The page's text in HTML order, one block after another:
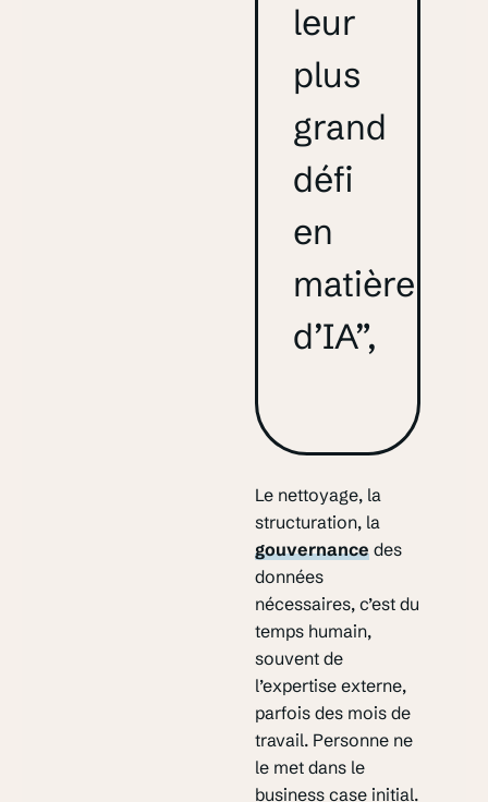
leur
plus
grand
défi
en
matière
d’IA”,
Le nettoyage, la
structuration, la
gouvernancedes
données
nécessaires, c’est du
temps humain,
souvent de
l’expertise externe,
parfois des mois de
travail. Personne ne
le met dans le
business case initial.